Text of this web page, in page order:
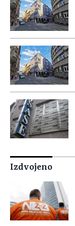
Izdvojeno